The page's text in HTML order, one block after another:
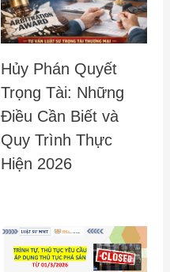
Hủy Phán Quyết
Trọng Tài: Những
Điều Cần Biết và
Quy Trình Thực
Hiện 2026